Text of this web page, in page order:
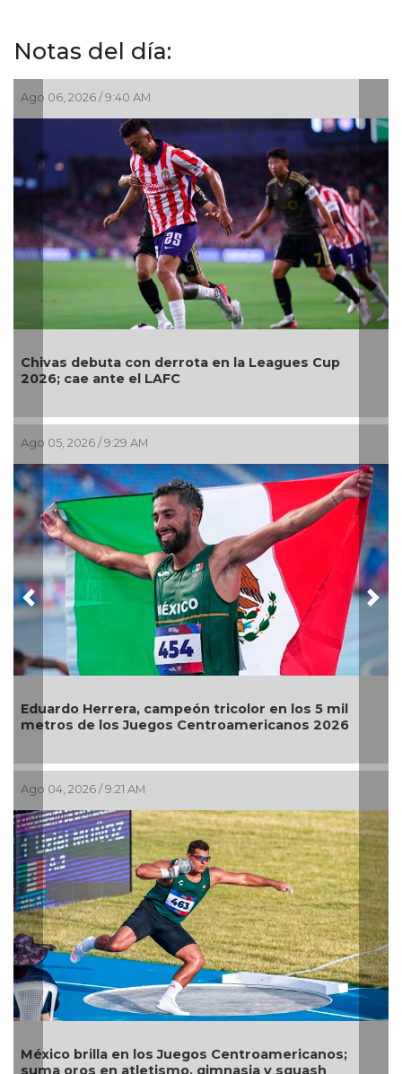
Notas del día:
2026 / 9:40 AM
debuta con derrota en la Leagues Cup
cae ante el LAFC
2026 / 9:29 AM
Herrera, campeón tricolor en los 5 mil
de los Juegos Centroamericanos 2026
2026 / 9:21 AM
brilla en los Juegos Centroamericanos;
oros en atletismo, gimnasia y squash
El
Previous